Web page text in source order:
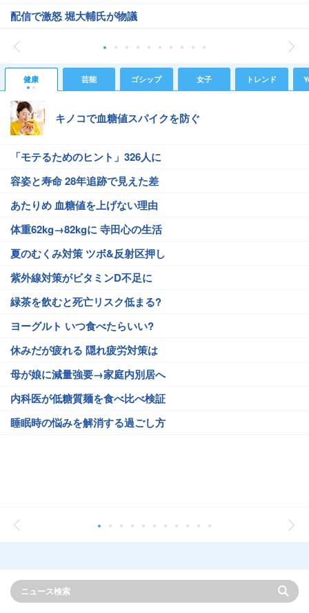
配信で激怒 堀大輔氏が物議
健康 芸能 ゴシップ 女子 トレンド
キノコで血糖値スパイクを防ぐ
「モテるためのヒント」326人に
容姿と寿命 28年追跡で見えた差
あたりめ 血糖値を上げない理由
体重62kg→82kgに 寺田心の生活
夏のむくみ対策 ツボ&反射区押し
紫外線対策がビタミンD不足に
緑茶を飲むと死亡リスク低まる?
ヨーグルト いつ食べたらいい?
休みだが疲れる 隠れ疲労対策は
母が娘に減量強要→家庭内別居へ
内科医が低糖質麺を食べ比べ検証
睡眠時の悩みを解消する過ごし方